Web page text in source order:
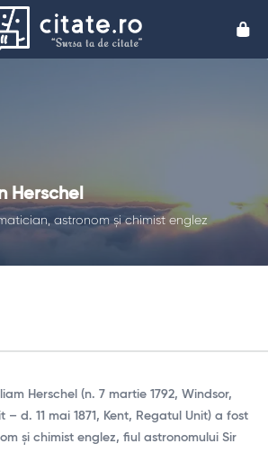
Herschel
astronom și chimist englez
Herschel (n. 7 martie 1792, Windsor,
– d. 11 mai 1871, Kent, Regatul Unit) a fost
și chimist englez, fiul astronomului Sir